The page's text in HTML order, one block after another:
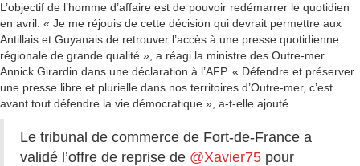
L’objectif de l’homme d’affaire est de pouvoir redémarrer le quotidien
en avril. « Je me réjouis de cette décision qui devrait permettre aux
Antillais et Guyanais de retrouver l’accès à une presse quotidienne
régionale de grande qualité », a réagi la ministre des Outre-mer
Annick Girardin dans une déclaration à l’AFP. « Défendre et préserver
une presse libre et plurielle dans nos territoires d’Outre-mer, c’est
avant tout défendre la vie démocratique », a-t-elle ajouté.
Le tribunal de commerce de Fort-de-France a
validé l’offre de reprise de @Xavier75 pour